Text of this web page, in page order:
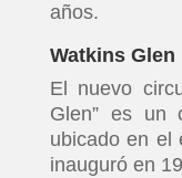
años.
Watkins Glen
El nuevo
Glen” es un
ubicado en el
inauguró en